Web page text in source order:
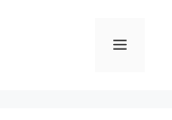
Menu